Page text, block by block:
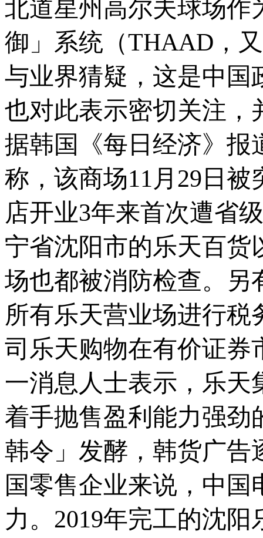
北道星州高尔夫球场作
御」系统（THAAD，
与业界猜疑，这是中国
也对此表示密切关注，
据韩国《每日经济》报
称，该商场11月29日
店开业3年来首次遭省
宁省沈阳市的乐天百货
场也都被消防检查。另
所有乐天营业场进行
司乐天购物在有价证券
一消息人士表示，乐天
着手抛售盈利能力强劲
韩令」发酵，韩货广告
国零售企业来说，中
力。2019年完工的沈